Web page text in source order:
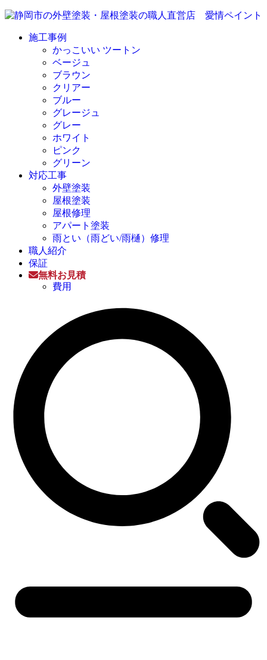
施工事例
かっこいい ツートン
ベージュ
ブラウン
クリアー
ブルー
グレージュ
グレー
ホワイト
ピンク
グリーン
対応工事
外壁塗装
屋根塗装
屋根修理
アパート塗装
雨とい（雨どい/雨樋）修理
職人紹介
保証
無料お見積
費用